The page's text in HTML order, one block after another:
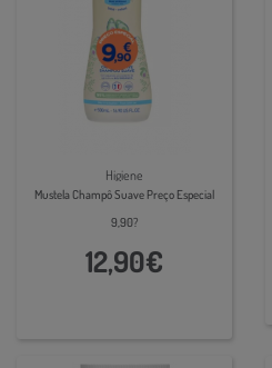
Higiene
Mustela Champô Suave Preço Especial
9,90?
12,90€